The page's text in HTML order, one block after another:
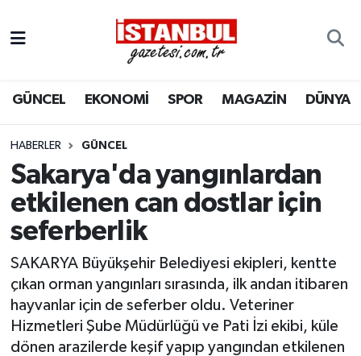
GÜNCEL EKONOMİ SPOR MAGAZİN DÜNYA
HABERLER GÜNCEL
Sakarya'da yangınlardan
etkilenen can dostlar için
seferberlik
SAKARYA Büyükşehir Belediyesi ekipleri, kentte
çıkan orman yangınları sırasında, ilk andan itibaren
hayvanlar için de seferber oldu. Veteriner
Hizmetleri Şube Müdürlüğü ve Pati İzi ekibi, küle
dönen arazilerde keşif yapıp yangından etkilenen
EKONOMİ
İSTANBUL
DÜNYA
SPOR
MAGAZİN
KÜLTÜR SANAT
SAĞLIK
Nöbetçi Eczaneler
Hava Durumu
Trafik Durumu
Süper Lig Puan Durumu ve Fikstür
Tüm Manşetler
Son Dakika Haberleri
Haber Arşivi